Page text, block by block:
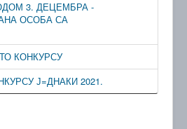
3. ДЕЦЕМБРА -
ОСОБА СА
КОНКУРСУ
Ј=ДНАКИ 2021.